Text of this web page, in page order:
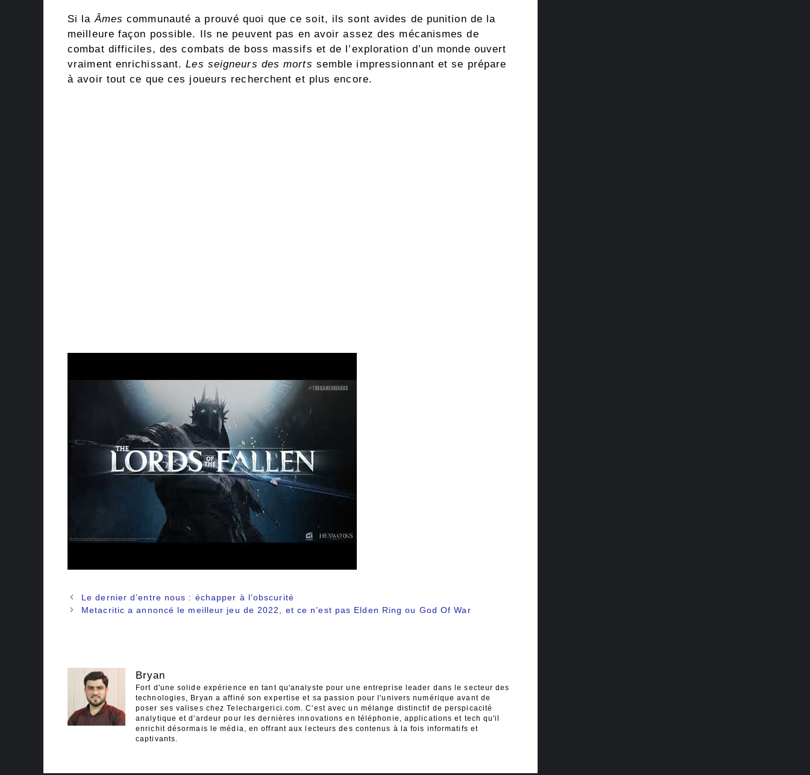
Si laÂmes communauté a prouvé quoi que ce soit, ils sont avides de punition de la
meilleure façon possible. Ils ne peuvent pas en avoir assez des mécanismes de
combat difficiles, des combats de boss massifs et de l’exploration d’un monde ouvert
vraiment enrichissant.Les seigneurs des morts semble impressionnant et se prépare
à avoir tout ce que ces joueurs recherchent et plus encore.
Navigation
des
Le dernier d’entre nous : échapper à l’obscurité
Metacritic a annoncé le meilleur jeu de 2022, et ce n’est pas Elden Ring ou God Of War
Bryan
Fort d'une solide expérience en tant qu'analyste pour une entreprise leader dans le secteur des
technologies, Bryan a affiné son expertise et sa passion pour l'univers numérique avant de
poser ses valises chez Telechargerici.com. C'est avec un mélange distinctif de perspicacité
analytique et d'ardeur pour les dernières innovations en téléphonie, applications et tech qu'il
enrichit désormais le média, en offrant aux lecteurs des contenus à la fois informatifs et
captivants.